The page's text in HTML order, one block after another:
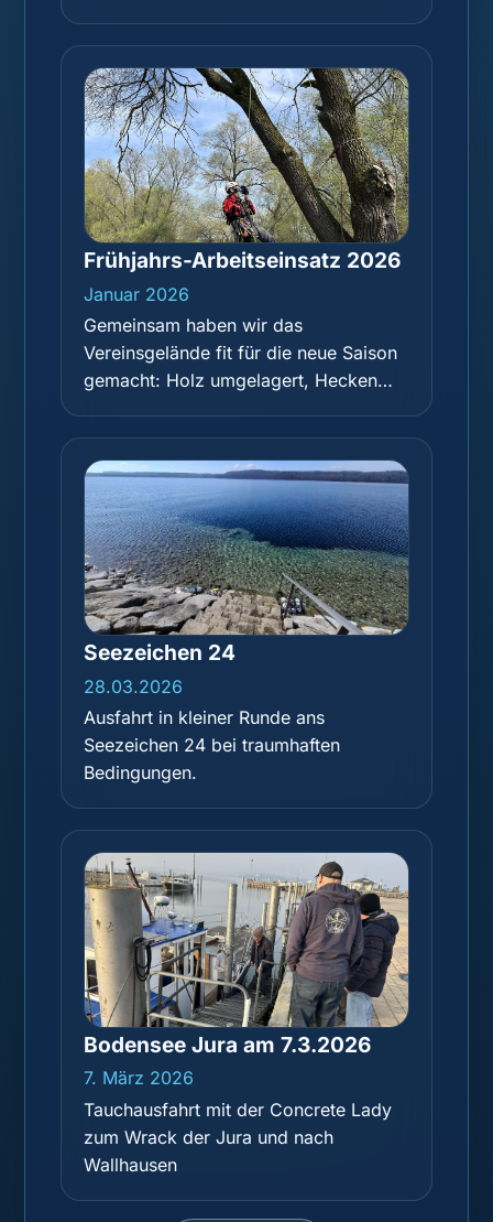
gehabt.
Frühjahrs-Arbeitseinsatz 2026
Januar 2026
Gemeinsam haben wir das
Vereinsgelände fit für die neue Saison
gemacht: Holz umgelagert, Hecken
abgesägt, die Hütte ausgeräumt, Laub
gerecht und das restliche Holz
aufgearbeitet. Vielen Dank an alle, die
mit angepackt haben – zur Belohnung
gab es Pizza und Getränke!
Seezeichen 24
28.03.2026
Ausfahrt in kleiner Runde ans
Seezeichen 24 bei traumhaften
Bedingungen.
Bodensee Jura am 7.3.2026
7. März 2026
Tauchausfahrt mit der Concrete Lady
zum Wrack der Jura und nach
Wallhausen